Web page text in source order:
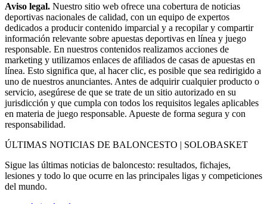
Aviso legal. Nuestro sitio web ofrece una cobertura de noticias
deportivas nacionales de calidad, con un equipo de expertos
dedicados a producir contenido imparcial y a recopilar y compartir
información relevante sobre apuestas deportivas en línea y juego
responsable. En nuestros contenidos realizamos acciones de
marketing y utilizamos enlaces de afiliados de casas de apuestas en
línea. Esto significa que, al hacer clic, es posible que sea redirigido a
uno de nuestros anunciantes. Antes de adquirir cualquier producto o
servicio, asegúrese de que se trate de un sitio autorizado en su
jurisdicción y que cumpla con todos los requisitos legales aplicables
en materia de juego responsable. Apueste de forma segura y con
responsabilidad.
ÚLTIMAS NOTICIAS DE BALONCESTO | SOLOBASKET
Sigue las últimas noticias de baloncesto: resultados, fichajes,
lesiones y todo lo que ocurre en las principales ligas y competiciones
del mundo.